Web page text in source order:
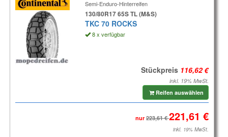
Semi-Enduro-Hinterreifen
130/80R17 65S TL (M&S)
TKC 70 ROCKS
8 x verfügbar
Stückpreis
inkl. 19% MwSt.
Reifen auswählen
nur
inkl. 19% MwSt.